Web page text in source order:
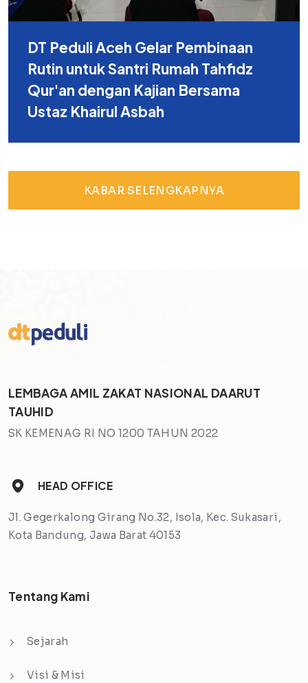
DT Peduli Aceh Gelar Pembinaan
Rutin untuk Santri Rumah Tahfidz
Qur'an dengan Kajian Bersama
Ustaz Khairul Asbah
KABAR SELENGKAPNYA
LEMBAGA AMIL ZAKAT NASIONAL DAARUT
TAUHID
SK KEMENAG RI NO 1200 TAHUN 2022
HEAD OFFICE
Jl. Gegerkalong Girang No.32, Isola, Kec. Sukasari,
Kota Bandung, Jawa Barat 40153
Tentang Kami
Sejarah
Visi & Misi